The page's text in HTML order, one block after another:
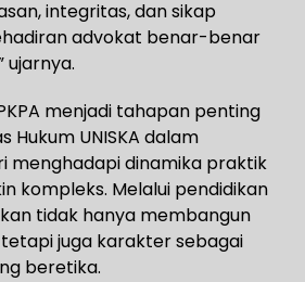
integritas, dan sikap
advokat benar-benar
ujarnya.
menjadi tahapan penting
Hukum UNISKA dalam
menghadapi dinamika praktik
kompleks. Melalui pendidikan
tidak hanya membangun
juga karakter sebagai
beretika.